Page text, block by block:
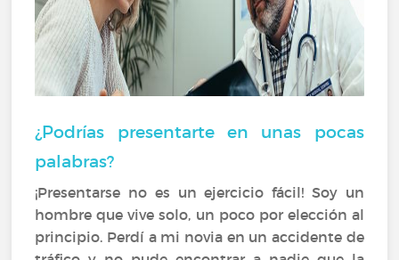
¿Podrías presentarte en unas pocas
palabras?
¡Presentarse no es un ejercicio fácil! Soy un
hombre que vive solo, un poco por elección al
principio. Perdí a mi novia en un accidente de